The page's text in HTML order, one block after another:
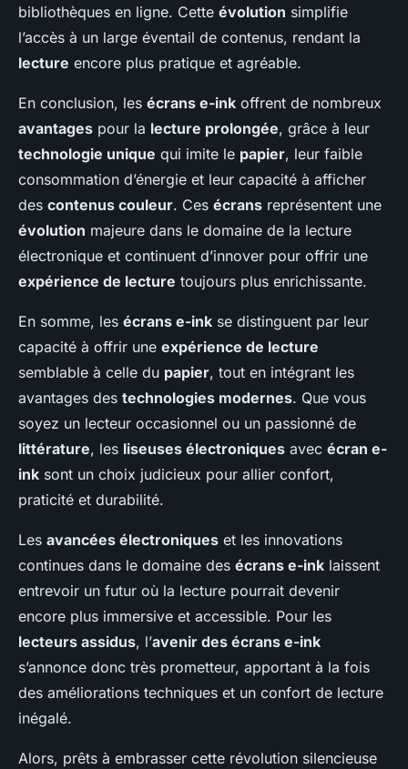
bibliothèques en ligne. Cette évolution simplifie
l’accès à un large éventail de contenus, rendant la
lecture encore plus pratique et agréable.
En conclusion, les écrans e-ink offrent de nombreux
avantages pour la lecture prolongée, grâce à leur
technologie unique qui imite le papier, leur faible
consommation d’énergie et leur capacité à afficher
des contenus couleur. Ces écrans représentent une
évolution majeure dans le domaine de la lecture
électronique et continuent d’innover pour offrir une
expérience de lecture toujours plus enrichissante.
En somme, les écrans e-ink se distinguent par leur
capacité à offrir une expérience de lecture
semblable à celle du papier, tout en intégrant les
avantages des technologies modernes. Que vous
soyez un lecteur occasionnel ou un passionné de
littérature, les liseuses électroniques avec écran e-
ink sont un choix judicieux pour allier confort,
praticité et durabilité.
Les avancées électroniques et les innovations
continues dans le domaine des écrans e-ink laissent
entrevoir un futur où la lecture pourrait devenir
encore plus immersive et accessible. Pour les
lecteurs assidus, l’avenir des écrans e-ink
s’annonce donc très prometteur, apportant à la fois
des améliorations techniques et un confort de lecture
inégalé.
Alors, prêts à embrasser cette révolution silencieuse